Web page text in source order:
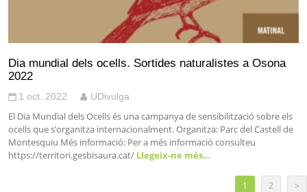
Dia mundial dels ocells. Sortides naturalistes a Osona
2022
1 oct. 2022 UDivulga
El Dia Mundial dels Ocells és una campanya de sensibilització sobre els
ocells que s’organitza internacionalment. Organitza: Parc del Castell de
Montesquiu Més informació: Per a més informació consulteu
https://territori.gesbisaura.cat/ Llegeix-ne més…
1 2 >